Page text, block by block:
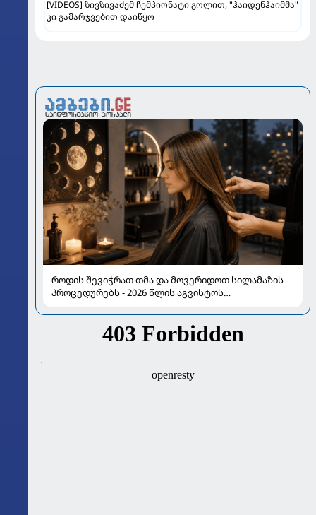
[VIDEOS] ზივზივაძემ ჩემპიონატი გოლით, "ჰაიდენჰაიმმა"
კი გამარჯვებით დაიწყო
როდის შევიჭრათ თმა და მოვერიდოთ სილამაზის
პროცედურებს - 2026 წლის აგვისტოს